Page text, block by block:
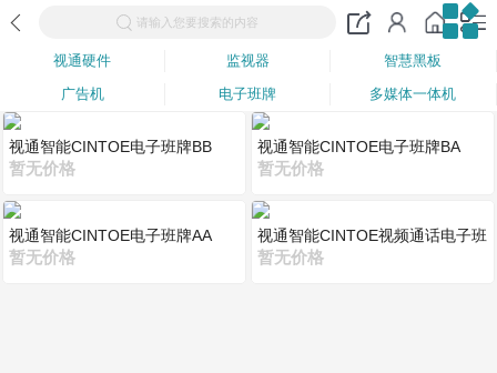
请输入您要搜索的内容
视通硬件 监视器
智慧黑板
广告机
电子班牌 多媒体一体机
视通智能CINTOE电子班牌BB
暂无价格
视通智能CINTOE电子班牌AA
暂无价格
视通智能CINTOE电子班牌BA
暂无价格
视通智能CINTOE视频通话电子班
牌
暂无价格